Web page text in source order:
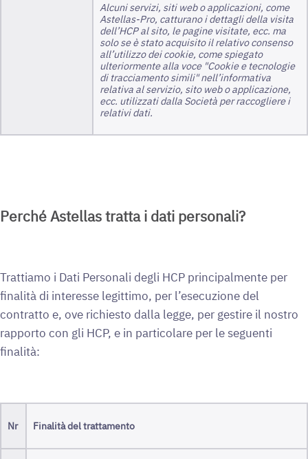
Alcuni servizi, siti web o applicazioni, come
Astellas-Pro, catturano i dettagli della visita
dell’HCP al sito, le pagine visitate, ecc. ma
solo se è stato acquisito il relativo consenso
all’utilizzo dei cookie, come spiegato
ulteriormente alla voce "Cookie e tecnologie
di tracciamento simili" nell’informativa
relativa al servizio, sito web o applicazione,
ecc. utilizzati dalla Società per raccogliere i
relativi dati.
Perché Astellas tratta i dati personali?
Trattiamo i Dati Personali degli HCP principalmente per
finalità di interesse legittimo, per l’esecuzione del
contratto e, ove richiesto dalla legge, per gestire il nostro
rapporto con gli HCP, e in particolare per le seguenti
finalità:
Nr Finalità del trattamento